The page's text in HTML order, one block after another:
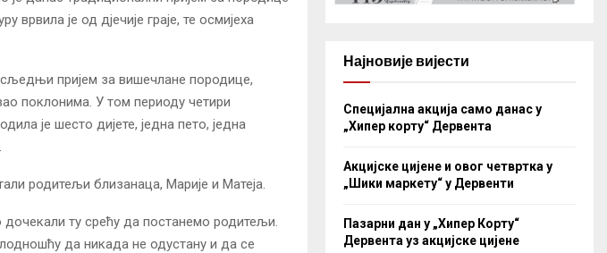
врвила је од дјечије граје, те осмијеха
пријем за вишечлане породице,
поклонима. У том периоду четири
је шесто дијете, једна пето, једна
родитељи близанаца, Марије и Матеја.
ту срећу да постанемо родитељи.
да никада не одустану и да се
Најновије вијести
Специјална акција само данас у
„Хипер корту“ Дервента
Акцијске цијене и овог четвртка у
„Шики маркету“ у Дервенти
Пазарни дан у „Хипер Корту“
Дервента уз акцијске цијене